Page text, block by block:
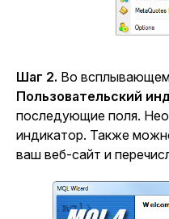
Шаг 2. Во
Пользовательский
последующие поля.
индикатор. Также
ваш веб-сайт и